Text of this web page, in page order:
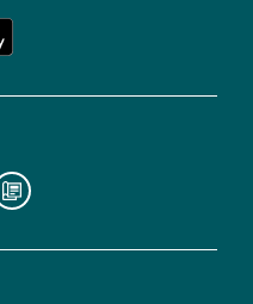
lien vers le blog la redoute